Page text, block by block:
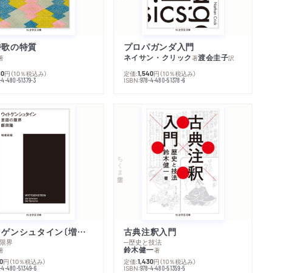
の特質
円 （10％税込み）
4-480-51379-3
プロパガンダ入門
ネイサン・クリック著渡会圭子訳
定価:1,540円 （10％税込み）
ISBN:978-4-480-51378-6
ウィトゲンシュタイン〔増補新版〕
界
円 （10％税込み）
4-480-51349-6
ちくま学芸文庫
古典注釈入門
─歴史と技法
鈴木健一著
定価:1,430円 （10％税込み）
ISBN:978-4-480-51359-5